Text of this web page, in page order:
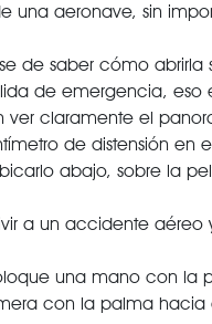
una aeronave, sin
de saber cómo abrirla
de emergencia, eso
claramente el
de distensión en
abajo, sobre la
a un accidente aéreo
una mano con la
con la palma hacia